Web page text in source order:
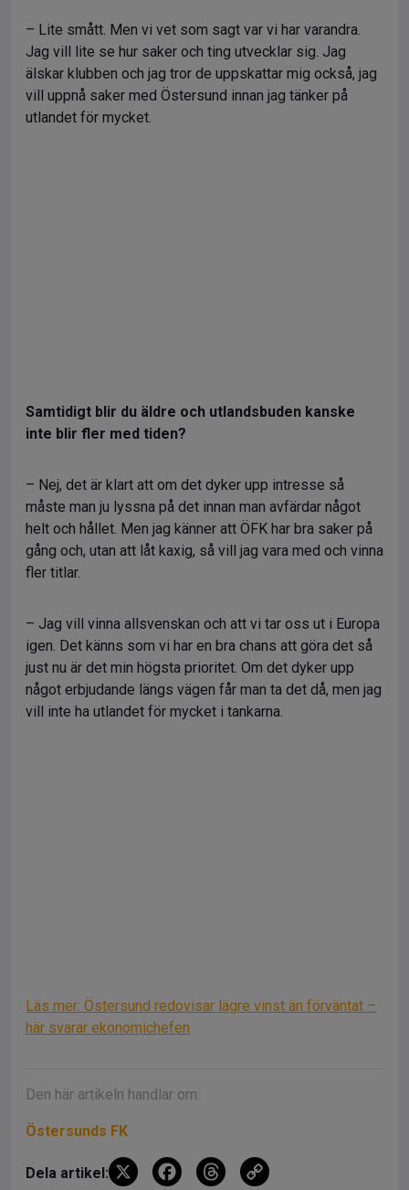
– Lite smått. Men vi vet som sagt var vi har varandra.
Jag vill lite se hur saker och ting utvecklar sig. Jag
älskar klubben och jag tror de uppskattar mig också, jag
vill uppnå saker med Östersund innan jag tänker på
utlandet för mycket.
Samtidigt blir du äldre och utlandsbuden kanske
inte blir fler med tiden?
– Nej, det är klart att om det dyker upp intresse så
måste man ju lyssna på det innan man avfärdar något
helt och hållet. Men jag känner att ÖFK har bra saker på
gång och, utan att låt kaxig, så vill jag vara med och vinna
fler titlar.
– Jag vill vinna allsvenskan och att vi tar oss ut i Europa
igen. Det känns som vi har en bra chans att göra det så
just nu är det min högsta prioritet. Om det dyker upp
något erbjudande längs vägen får man ta det då, men jag
vill inte ha utlandet för mycket i tankarna.
Läs mer: Östersund redovisar lägre vinst än förväntat –
här svarar ekonomichefen
Den här artikeln handlar om:
Östersunds FK
Dela artikel: X
F
T